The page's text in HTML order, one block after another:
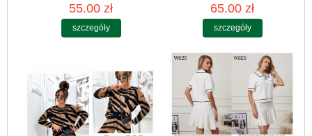
55.00 zł
szczegóły
65.00 zł
szczegóły